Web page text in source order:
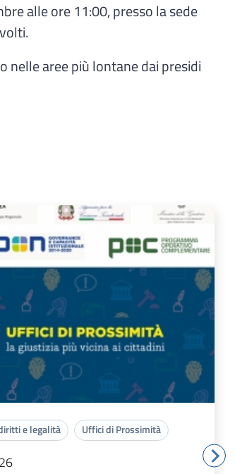
alle ore 11:00, presso la sede
nelle aree più lontane dai presidi
e legalità Uffici di Prossimità